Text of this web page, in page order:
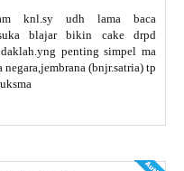
knl.sy udh lama baca
blajar bikin cake drpd
penting simpel ma
(bnjr.satria) tp